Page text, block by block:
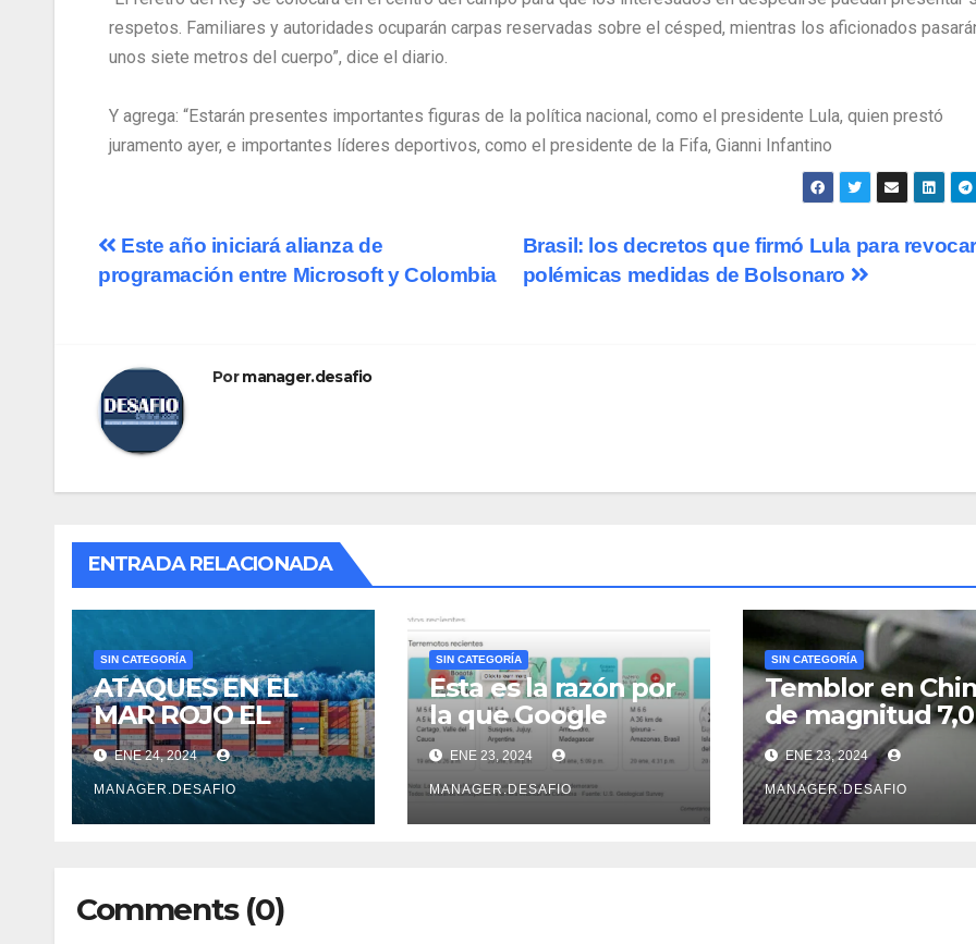
respetos. Familiares y autoridades ocuparán carpas reservadas sobre el césped, mientras los aficionados
unos siete metros del cuerpo”, dice el diario.
Y agrega: “Estarán presentes importantes figuras de la política nacional, como el presidente Lula, quien prestó
juramento ayer, e importantes líderes deportivos, como el presidente de la Fifa, Gianni Infantino
Brasil: los decretos que firmó Lula para
polémicas medidas de Bolsonaro
Este año iniciará alianza de
programación entre Microsoft y Colombia
Pormanager.desafio
ENTRADA RELACIONADA
SIN CATEGORÍA
ATAQUES EN EL
MAR ROJO EL
COSTOSO DESVÍO
DE 6.500 KM
ENE 24, 2024
MANAGER.DESAFIO
SIN CATEGORÍA
Esta es la razón por
la que Google
alerta sobre un
sismo antes que el
Servicio Geológico
Colombiano
ENE 23, 2024
MANAGER.DESAFIO
SIN CATEGORÍA
Temblor en
de magnitud 7,0
sacudió la
de Xinjiang
ENE 23, 2024
MANAGER.DESAFIO
Comments (0)